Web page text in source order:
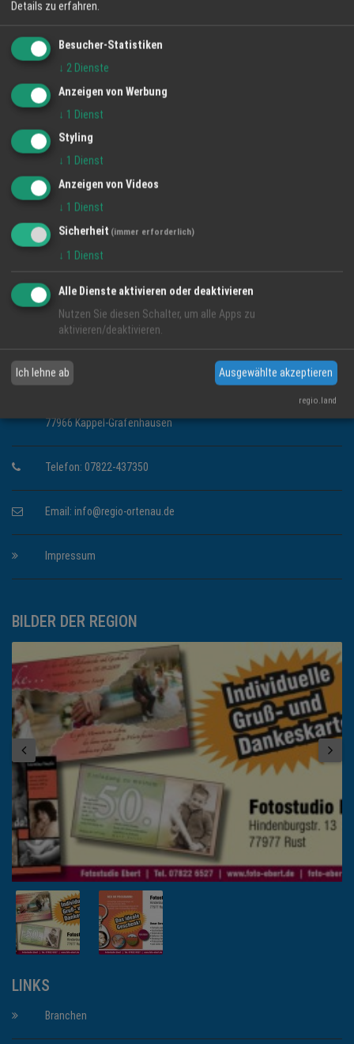
Es war einmal... Von Goldtalern,
Notgroschen und Glückspfennigen!
3 Jun 2026
Regio Media eG
77966 Kappel-Grafenhausen
Telefon: 07822-437350
Email: info@regio-ortenau.de
Impressum
BILDER DER REGION
LINKS
Branchen
Details zu erfahren.
Besucher-Statistiken
↓ 2 Dienste
Anzeigen von Werbung
↓ 1 Dienst
Styling
↓ 1 Dienst
Anzeigen von Videos
↓ 1 Dienst
Sicherheit (immer erforderlich)
↓ 1 Dienst
Alle Dienste aktivieren oder deaktivieren
Nutzen Sie diesen Schalter, um alle Apps zu
aktivieren/deaktivieren.
Ich lehne ab Ausgewählte akzeptieren
regio.land